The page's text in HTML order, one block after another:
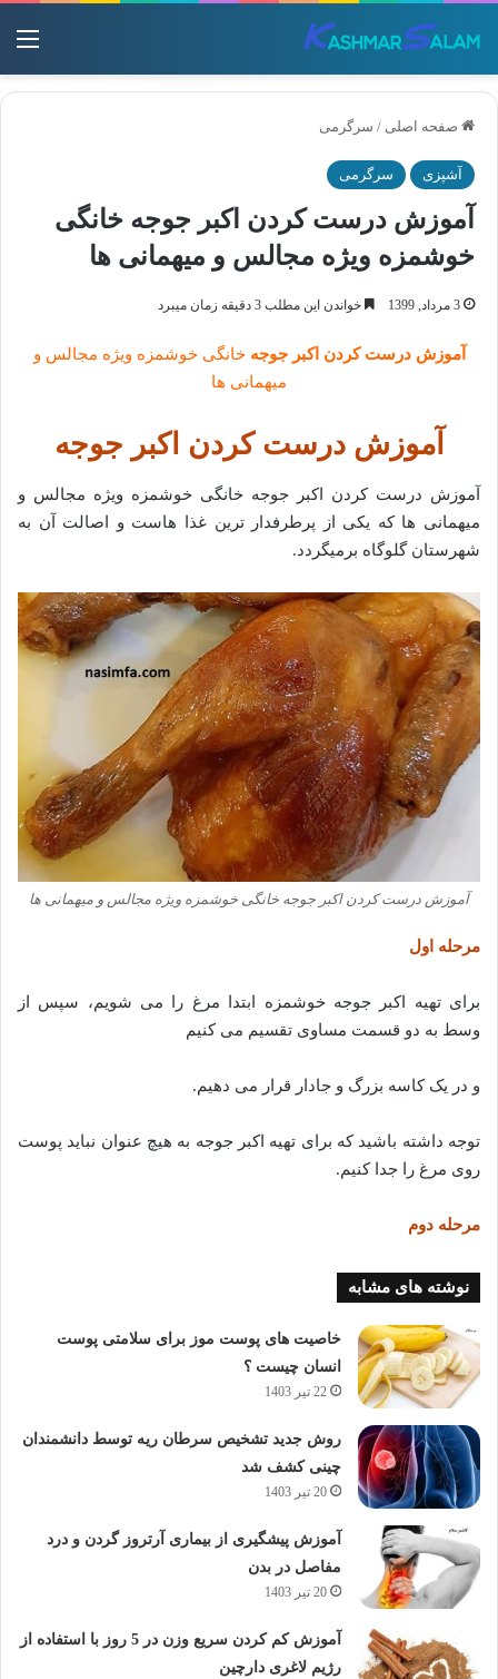
صفحه اصلی / سرگرمی
آشپزی سرگرمی
آموزش درست کردن اکبر جوجه خانگی
خوشمزه ویژه مجالس و میهمانی ها
3 مرداد, 1399 خواندن این مطلب 3 دقیقه زمان میبرد
آموزش درست کردن اکبر جوجه خانگی خوشمزه ویژه مجالس و
میهمانی ها
آموزش درست کردن اکبر جوجه
آموزش درست کردن اکبر جوجه خانگی خوشمزه ویژه مجالس و
میهمانی ها که یکی از پرطرفدار ترین غذا هاست و اصالت آن به
شهرستان گلوگاه برمیگردد.
آموزش درست کردن اکبر جوجه خانگی خوشمزه ویژه مجالس و میهمانی ها
مرحله اول
برای تهیه اکبر جوجه خوشمزه ابتدا مرغ را می شویم، سپس از
وسط به دو قسمت مساوی تقسیم می کنیم
و در یک کاسه بزرگ و جادار قرار می دهیم.
توجه داشته باشید که برای تهیه اکبر جوجه به هیچ عنوان نباید پوست
روی مرغ را جدا کنیم.
مرحله دوم
نوشته های مشابه
خاصیت های پوست موز برای سلامتی پوست
انسان چیست ؟
22 تیر 1403
روش جدید تشخیص سرطان ریه توسط دانشمندان
چینی کشف شد
20 تیر 1403
آموزش پیشگیری از بیماری آرتروز گردن و درد
مفاصل در بدن
20 تیر 1403
آموزش کم کردن سریع وزن در 5 روز با استفاده از
رژیم لاغری دارچین